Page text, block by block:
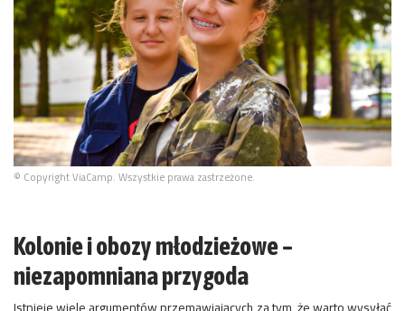
© Copyright ViaCamp. Wszystkie prawa zastrzeżone.
Kolonie i obozy młodzieżowe –
niezapomniana przygoda